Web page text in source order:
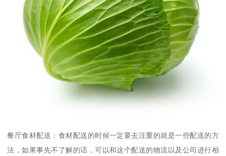
餐厅食材配送：食材配送的时候一定要去注重的就是一些配送的方
法，如果事先不了解的话，可以和这个配送的物流以及公司进行相